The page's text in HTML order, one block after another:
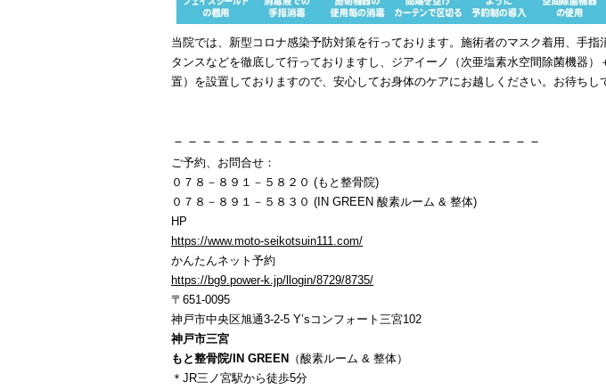
当院では、新型コロナ感染予防対策を行っております。施術者のマスク着用、手指
タンスなどを徹底して行っておりますし、ジアイーノ（次亜塩素水空間除菌機器
置）を設置しておりますので、安心してお身体のケアにお越しください。お待ちし
－－－－－－－－－－－－－－－－－－－－－－－－－－
ご予約、お問合せ：
０７８－８９１－５８２０ (もと整骨院)
０７８－８９１－５８３０ (IN GREEN 酸素ルーム & 整体)
HP
https://www.moto-seikotsuin111.com/
かんたんネット予約
https://bg9.power-k.jp/llogin/8729/8735/
〒651-0095
神戸市中央区旭通3-2-5 Y’sコンフォート三宮102
神戸市三宮
もと整骨院/IN GREEN
（酸素ルーム & 整体）
＊JR三ノ宮駅から徒歩5分